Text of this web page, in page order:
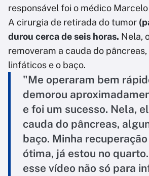
responsável foi o médico
A cirurgia de retirada do tumor
durou cerca de seis horas. Nela,
removeram a cauda do
linfáticos e o baço.
"Me operaram bem
demorou
e foi um sucesso. Nela,
cauda do pâncreas,
baço. Minha
ótima, já estou no
esse vídeo não só para